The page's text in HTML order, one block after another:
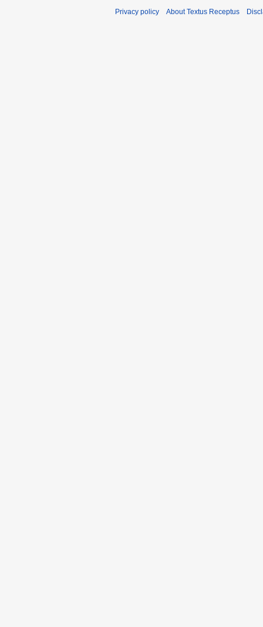
Privacy policy About Textus Receptus